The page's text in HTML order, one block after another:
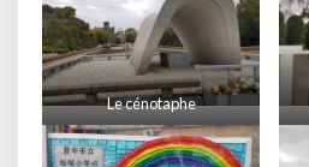
Le cénotaphe